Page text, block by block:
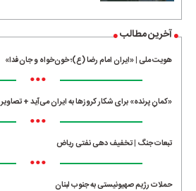
آخرین مطالب
هویت ملی | «ایران امام رضا (ع)؛ خون‌خواه و جان‌فدا»
•••
«کمانِ پرنده» برای شکار کروزها به ایران می‌آید + تصاویر
•••
تبعات جنگ | تخفیف دهی نفتی ریاض
•••
حملات رژیم صهیونیستی به جنوب لبنان